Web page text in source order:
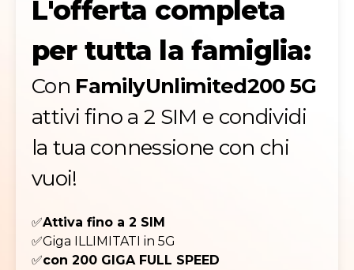
L'offerta completa
per tutta la famiglia:
Con FamilyUnlimited200 5G
attivi fino a 2 SIM e condividi
la tua connessione con chi
vuoi!
✅Attiva fino a 2 SIM
✅Giga ILLIMITATI in 5G
✅con 200 GIGA FULL SPEED